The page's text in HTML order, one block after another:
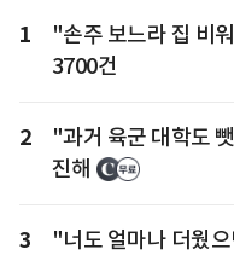
1
"손주 보느라 집 비
3700건
2
"과거 육군 대학도
진해
3
"너도 얼마나 더웠